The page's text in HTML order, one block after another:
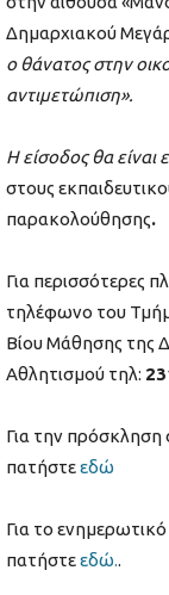
Δημαρχιακού
ο θάνατος στην
αντιμετώπιση».
Η είσοδος θα είναι
στους
παρακολούθησης.
Για περισσότερες
τηλέφωνο του
Βίου Μάθησης της
Αθλητισμού τηλ:
Για την πρόσκληση
πατήστεεδώ
Για το
πατήστεεδώ..